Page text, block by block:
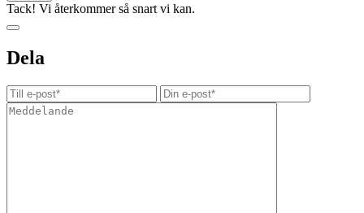
Tack! Vi återkommer så snart vi kan.
Dela